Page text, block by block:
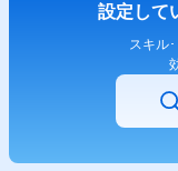
設定して
スキル